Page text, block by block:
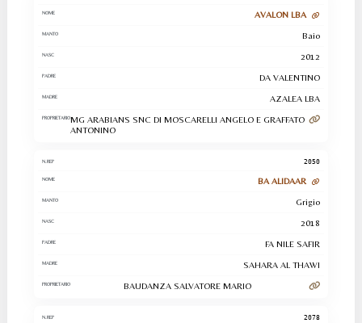
AVALON LBA
Baio
2012
DA VALENTINO
AZALEA LBA
MG ARABIANS SNC DI MOSCARELLI ANGELO E GRAFFATO
ANTONINO
2050
BA ALIDAAR
Grigio
2018
FA NILE SAFIR
SAHARA AL THAWI
BAUDANZA SALVATORE MARIO
2078